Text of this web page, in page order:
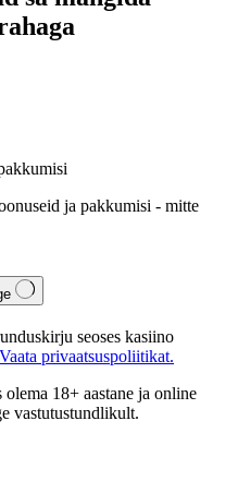
ja pakkumisi - mitte
seoses kasiino
Vaata privaatsuspoliitikat.
olema 18+ aastane ja online
vastutustundlikult.